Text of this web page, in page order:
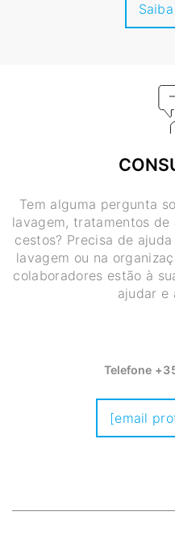
Tem alguma pergunta
lavagem, tratamentos
cestos? Precisa de
lavagem ou na
colaboradores estão à
ajudar e
Telefone
[email